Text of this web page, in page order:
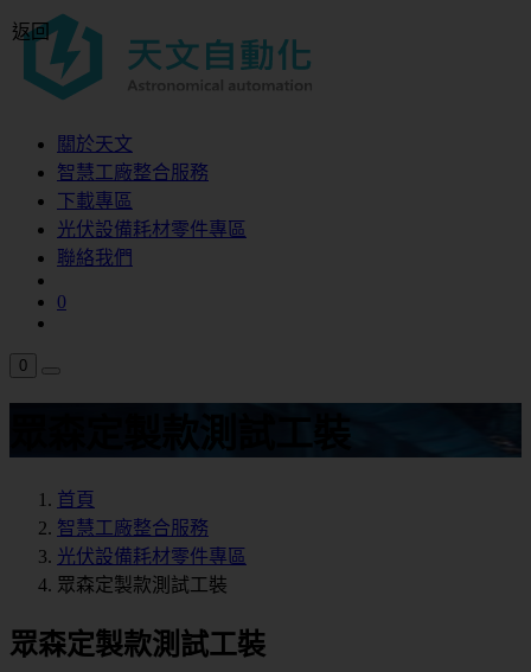
關於天文
智慧工廠整合服務
下載專區
光伏設備耗材零件專區
聯絡我們
0
0
眾森定製款測試工裝
首頁
智慧工廠整合服務
光伏設備耗材零件專區
眾森定製款測試工裝
眾森定製款測試工裝
返回